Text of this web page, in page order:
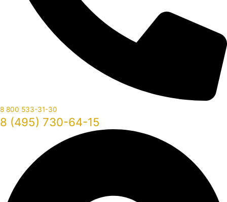
8 800 533-31-30
8 (495) 730-64-15